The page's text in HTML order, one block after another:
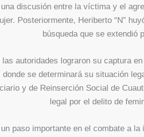
discusión entre la víctima y el
Posteriormente, Heriberto “N”
búsqueda que se extendió
las autoridades lograron su captura
se determinará su situación
y de Reinserción Social de
legal por el delito de
paso importante en el combate a